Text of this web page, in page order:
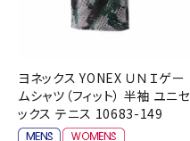
ヨネックス YONEX ＵＮＩゲー
ムシャツ（フィット） 半袖 ユニセ
ックス テニス 10683-149